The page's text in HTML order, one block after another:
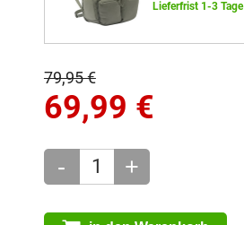
Lieferfrist 1-3 Tage
79,95 €
69,99 €
- +